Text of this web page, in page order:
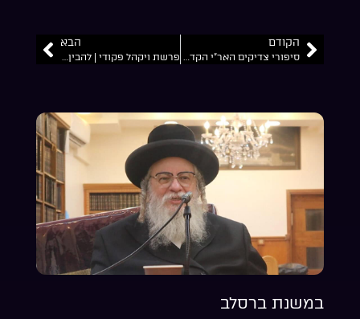
הקודם
סיפורי צדיקים האר”י הקדוש | ניסי יציאת מצרים | איך יצא הדיבוק? ובאיזה זכות הוא נכנס | מהרב מאיר שלמה זצ”ל
הבא
פרשת ויקהל פקודי | להבין למה כדאי לא להבין | למה היצר רוצה דחיקת השעה לדברים טובים? | הרב מאיר שלמה זצ”ל
במשנת ברסלב